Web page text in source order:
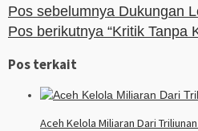
Pos sebelumnya Dukungan
Pos berikutnya “Kritik Tanpa
Pos terkait
Aceh Kelola Miliaran Dari